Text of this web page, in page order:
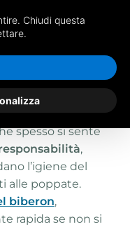
Chiudi questa
in un mondo
piccoli,
indispensabili
spesso si sente
,
l’igiene del
alle poppate.
biberon,
rapida se non si